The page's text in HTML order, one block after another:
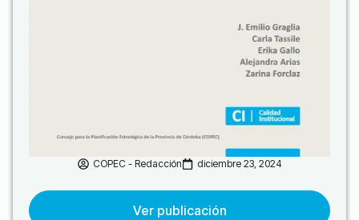
COPEC - Redacción diciembre 23, 2024
Ver publicación